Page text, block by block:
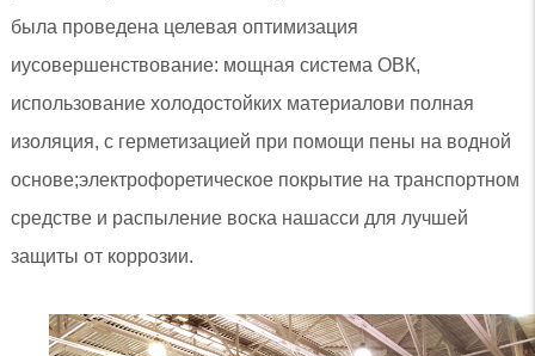
была проведена целевая оптимизация
иусовершенствование: мощная система ОВК,
использование холодостойких материалови полная
изоляция, с герметизацией при помощи пены на водной
основе;электрофоретическое покрытие на транспортном
средстве и распыление воска нашасси для лучшей
защиты от коррозии.